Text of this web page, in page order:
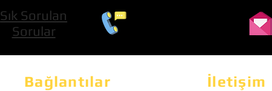
Sık Sorulan
Sorular
Bağlantılar İletişim